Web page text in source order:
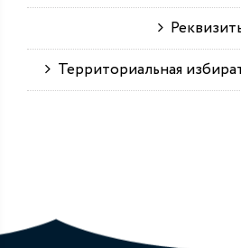
Территориальная